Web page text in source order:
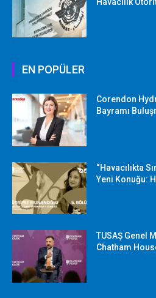
Havacılık
EN POPÜLER
Corendon
Bayramı
“Havacılıkta
Yeni Konuğu:
TUSAŞ Genel
Chatham